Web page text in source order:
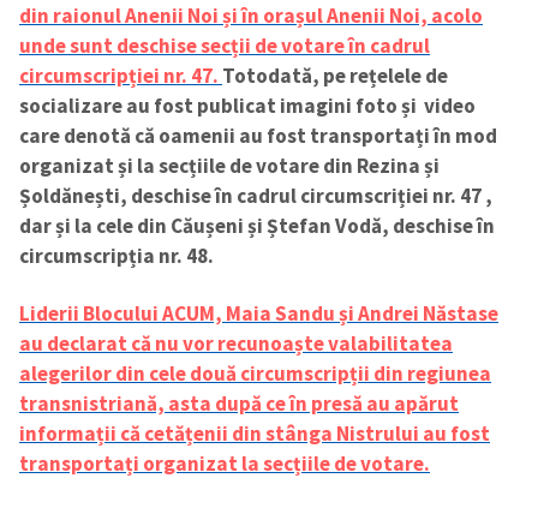
din raionul Anenii Noi și în orașul Anenii Noi, acolo
unde sunt deschise secții de votare în cadrul
circumscripției nr. 47. Totodată, pe rețelele de
socializare au fost publicat imagini foto și video
care denotă că oamenii au fost transportați în mod
organizat și la secțiile de votare din Rezina și
Șoldănești, deschise în cadrul circumscriției nr. 47 ,
dar și la cele din Căușeni și Ștefan Vodă, deschise în
circumscripția nr. 48.
Liderii Blocului ACUM, Maia Sandu și Andrei Năstase
au declarat că nu vor recunoaște valabilitatea
alegerilor din cele două circumscripții din regiunea
transnistriană, asta după ce în presă au apărut
informații că cetățenii din stânga Nistrului au fost
transportați organizat la secțiile de votare.